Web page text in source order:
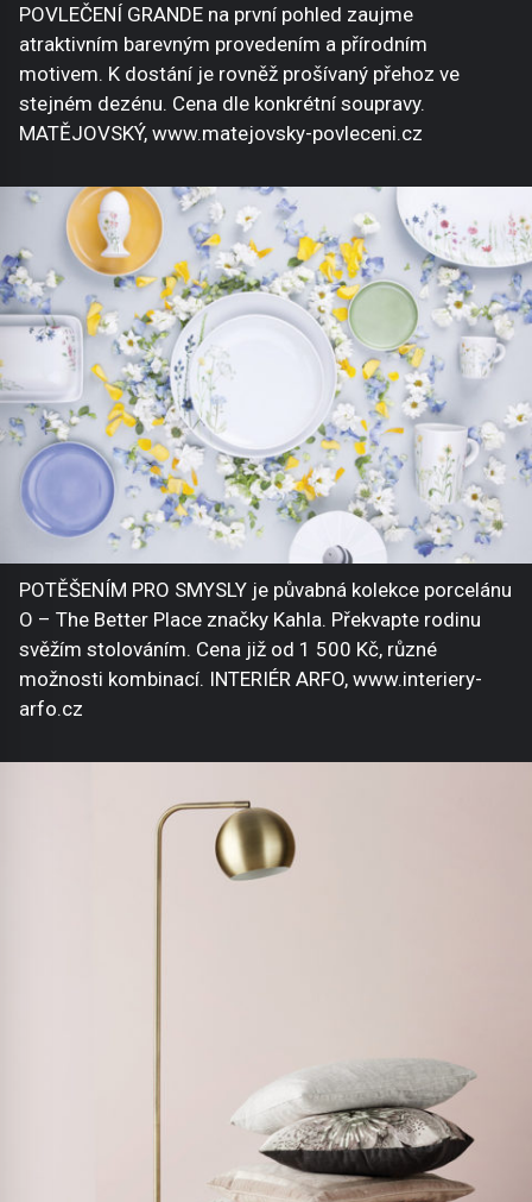
POVLEČENÍ GRANDE na první pohled zaujme
atraktivním barevným provedením a přírodním
motivem. K dostání je rovněž prošívaný přehoz ve
stejném dezénu. Cena dle konkrétní soupravy.
MATĚJOVSKÝ, www.matejovsky-povleceni.cz
POTĚŠENÍM PRO SMYSLY je půvabná kolekce porcelánu
O – The Better Place značky Kahla. Překvapte rodinu
svěžím stolováním. Cena již od 1 500 Kč, různé
možnosti kombinací. INTERIÉR ARFO, www.interiery-
arfo.cz